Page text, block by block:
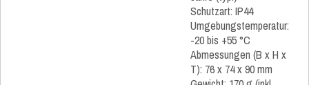
Schutzart: IP44
Umgebungstemperatur:
-20 bis +55 °C
Abmessungen (B x H x
T): 76 x 74 x 90 mm